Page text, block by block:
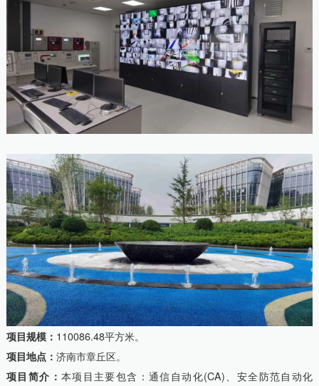
项目规模： 110086.48平方米。
项目地点： 济南市章丘区。
项目简介： 本项目主要包含：通信自动化(CA)、安全防范自动化